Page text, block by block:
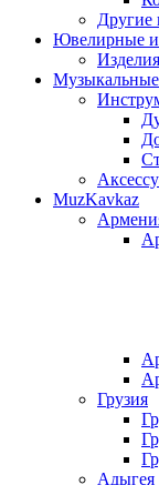
Другие
Ювелирные
MuzKavkaz
Грузия
Адыгея